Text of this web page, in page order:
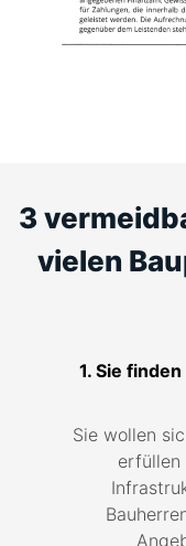
3
vielen
1. Sie
Sie wollen
erfüllen